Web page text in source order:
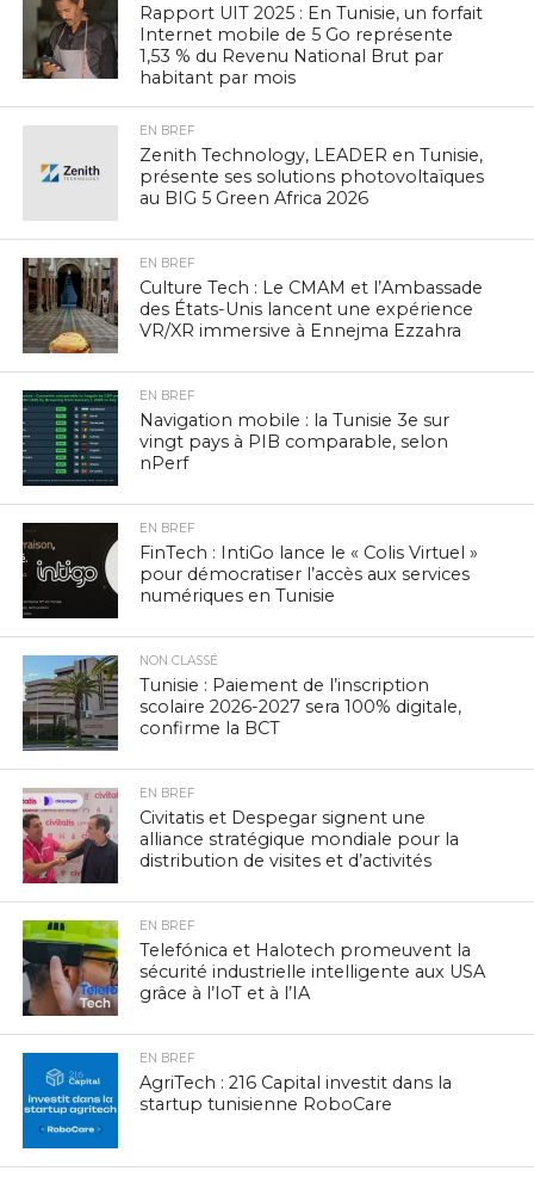
Rapport UIT 2025 : En Tunisie, un forfait
Internet mobile de 5 Go représente
1,53 % du Revenu National Brut par
habitant par mois
EN BREF
Zenith Technology, LEADER en Tunisie,
présente ses solutions photovoltaïques
au BIG 5 Green Africa 2026
EN BREF
Culture Tech : Le CMAM et l’Ambassade
des États-Unis lancent une expérience
VR/XR immersive à Ennejma Ezzahra
EN BREF
Navigation mobile : la Tunisie 3e sur
vingt pays à PIB comparable, selon
nPerf
EN BREF
FinTech : IntiGo lance le « Colis Virtuel »
pour démocratiser l’accès aux services
numériques en Tunisie
NON CLASSÉ
Tunisie : Paiement de l’inscription
scolaire 2026-2027 sera 100% digitale,
confirme la BCT
EN BREF
Civitatis et Despegar signent une
alliance stratégique mondiale pour la
distribution de visites et d’activités
EN BREF
Telefónica et Halotech promeuvent la
sécurité industrielle intelligente aux USA
grâce à l’IoT et à l’IA
EN BREF
AgriTech : 216 Capital investit dans la
startup tunisienne RoboCare